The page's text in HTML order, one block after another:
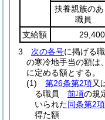
扶養親族のあ
職員
支給額
3
次の各号に掲げる
の寒冷地手当の額は、
に定める額とする。
(1)
第26条第2項又
る職員 前項の規
いられた同条第2項
得た額